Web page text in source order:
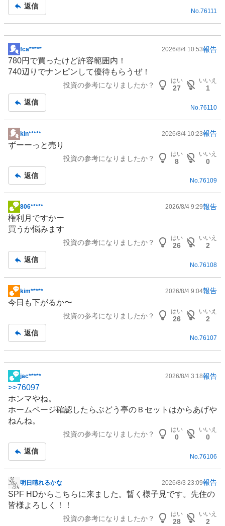
返信
No.76111
掲
示
板
fca***** 2026/8/4 10:53報告
780円で買ったけど許容範囲内！
740辺りでナンピンして優待もらうぜ！
投資の参考になりましたか？
はい
27
いいえ
1
返信
No. 76110
掲
示
事
kin***** 2026/8/4 10:23報告
ずーーっと売り
投資の参考になりましたか？
はい
8
いいえ
0
返信
No.76109
掲
示
板
806***** 2026/8/4 9:29報告
権利月ですかー
買うか悩みます
投資の参考になりましたか？
はい
26
いいえ
2
返信
No. 76108
掲
示
事
kim***** 2026/8/4 9:04報告
今日も下がるか〜
投資の参考になりましたか？
はい
26
いいえ
2
返信
No.76107
掲
示
板
記
事
jac***** 2026/8/4 3:18報告
>>76097
ホンマやね。
ホームページ確認したらぶどう亭のＢセットはからあげや
ねんね。
投資の参考になりましたか？
はい
0
いいえ
0
返信
No. 76106
掲
示
板
明日晴れるかな 2026/8/3 23:09報告
SPF HDからこちらに来ました。暫く様子見です。先住の
皆様よろしく！！
投資の参考になりましたか？
はい
28
いいえ
2